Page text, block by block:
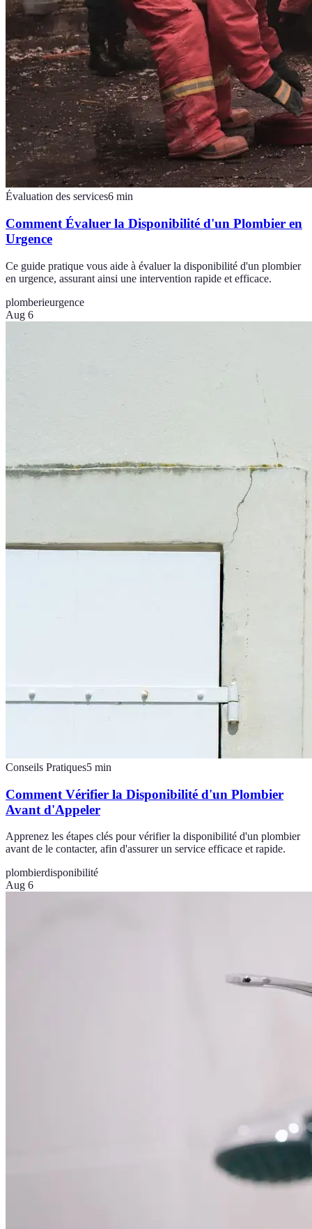
Évaluation des services6 min
Comment Évaluer la Disponibilité d'un Plombier en
Urgence
Ce guide pratique vous aide à évaluer la disponibilité d'un plombier
en urgence, assurant ainsi une intervention rapide et efficace.
plomberieurgence
Aug 6
Conseils Pratiques5 min
Comment Vérifier la Disponibilité d'un Plombier
Avant d'Appeler
Apprenez les étapes clés pour vérifier la disponibilité d'un plombier
avant de le contacter, afin d'assurer un service efficace et rapide.
plombierdisponibilité
Aug 6